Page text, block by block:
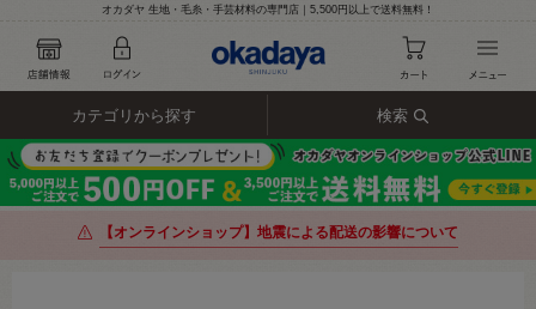
オカダヤ 生地・毛糸・手芸材料の専門店｜5,500円以上で送料無料！
カテゴリから探す 検索
【オンラインショップ】地震による配送の影響について